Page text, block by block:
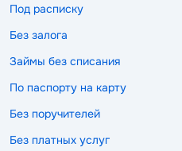
Под расписку
Без залога
Займы без списания
По паспорту на карту
Без поручителей
Без платных услуг